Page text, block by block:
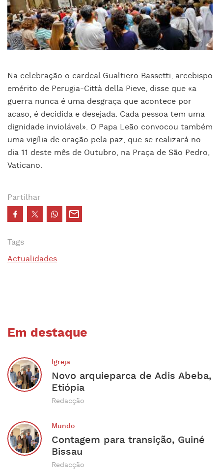
Na celebração o cardeal Gualtiero Bassetti, arcebispo
emérito de Perugia-Città della Pieve, disse que «a
guerra nunca é uma desgraça que acontece por
acaso, é decidida e desejada. Cada pessoa tem uma
dignidade inviolável». O Papa Leão convocou também
uma vigília de oração pela paz, que se realizará no
dia 11 deste mês de Outubro, na Praça de São Pedro,
Vaticano.
Partilhar
Tags
Actualidades
Em destaque
Igreja
Novo arquieparca de Adis Abeba,
Etiópia
Redacção
Mundo
Contagem para transição, Guiné
Bissau
Redacção